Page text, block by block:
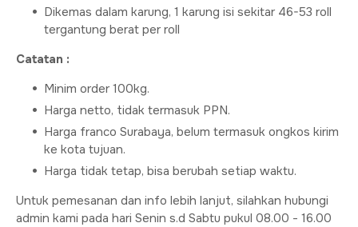
Dikemas dalam karung, 1 karung isi sekitar 46-53 roll
tergantung berat per roll
Catatan :
Minim order 100kg.
Harga netto, tidak termasuk PPN.
Harga franco Surabaya, belum termasuk ongkos kirim
ke kota tujuan.
Harga tidak tetap, bisa berubah setiap waktu.
Untuk pemesanan dan info lebih lanjut, silahkan hubungi
admin kami pada hari Senin s.d Sabtu pukul 08.00 - 16.00